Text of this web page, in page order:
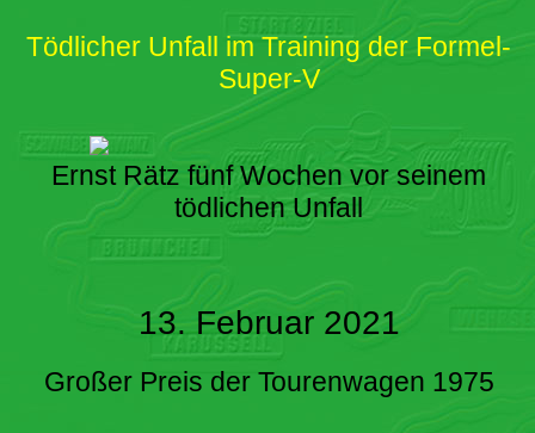
Tödlicher Unfall im Training der Formel-
Super-V
Ernst Rätz fünf Wochen vor seinem
tödlichen Unfall
13. Februar 2021
Großer Preis der Tourenwagen 1975